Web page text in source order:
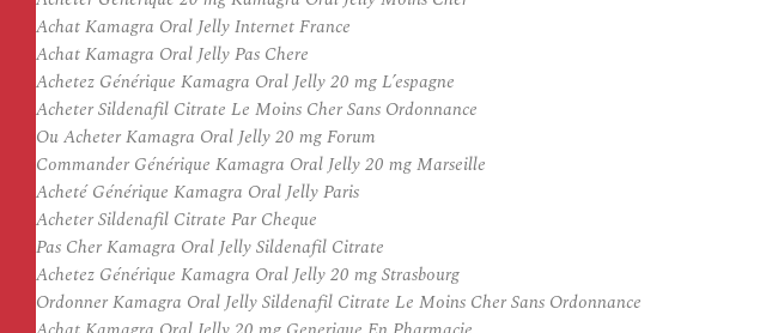
Achat Kamagra Oral Jelly Internet France
Achat Kamagra Oral Jelly Pas Chere
Achetez Générique Kamagra Oral Jelly 20 mg L’espagne
Acheter Sildenafil Citrate Le Moins Cher Sans Ordonnance
Ou Acheter Kamagra Oral Jelly 20 mg Forum
Commander Générique Kamagra Oral Jelly 20 mg Marseille
Acheté Générique Kamagra Oral Jelly Paris
Acheter Sildenafil Citrate Par Cheque
Pas Cher Kamagra Oral Jelly Sildenafil Citrate
Achetez Générique Kamagra Oral Jelly 20 mg Strasbourg
Ordonner Kamagra Oral Jelly Sildenafil Citrate Le Moins Cher Sans Ordonnance